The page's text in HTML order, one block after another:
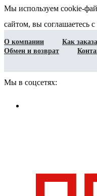
Мы используем cookie-
сайтом, вы соглашаетесь
О компании Как
Обмен и возврат
Мы в соцсетях: